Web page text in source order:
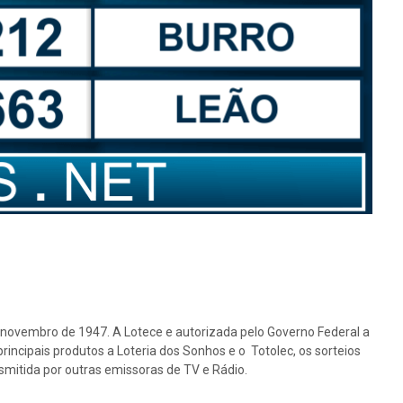
de 1947. A Lotece e autorizada pelo Governo Federal a
produtos a Loteria dos Sonhos e o Totolec, os sorteios
por outras emissoras de TV e Rádio.